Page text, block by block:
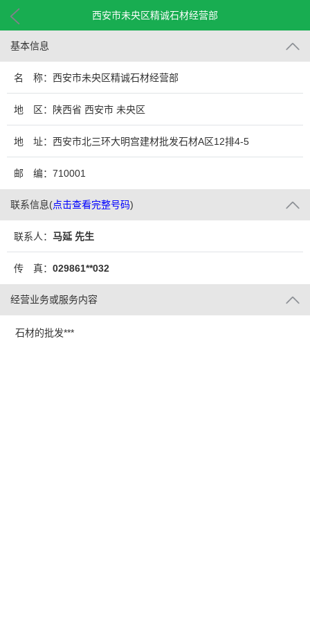
西安市未央区精诚石材经营部
基本信息
名 称：西安市未央区精诚石材经营部
地 区：陕西省 西安市 未央区
地 址：西安市北三环大明宫建材批发石材A区12排4-5
邮 编：710001
联系信息(点击查看完整号码)
联系人： 马延 先生
传 真： 029861**032
经营业务或服务内容
石材的批发***